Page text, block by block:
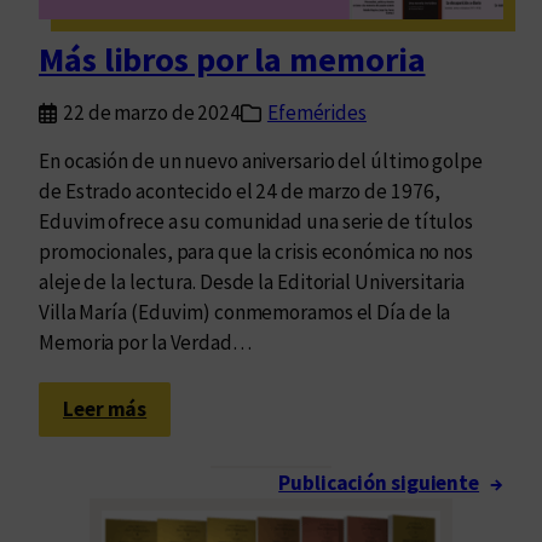
a
r
a
l
v
i
n
a
s
?
Más libros por la memoria
22 de marzo de 2024
Efemérides
En ocasión de un nuevo aniversario del último golpe
de Estrado acontecido el 24 de marzo de 1976,
Eduvim ofrece a su comunidad una serie de títulos
promocionales, para que la crisis económica no nos
aleje de la lectura. Desde la Editorial Universitaria
Villa María (Eduvim) conmemoramos el Día de la
Memoria por la Verdad…
Leer más:
M
l
Publicación siguiente →